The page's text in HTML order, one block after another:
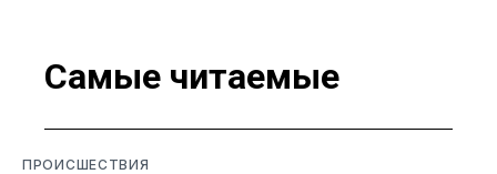
Самые читаемые
ПРОИСШЕСТВИЯ